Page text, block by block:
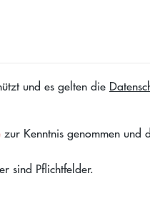
und es gelten die
zur Kenntnis genommen und
sind Pflichtfelder.